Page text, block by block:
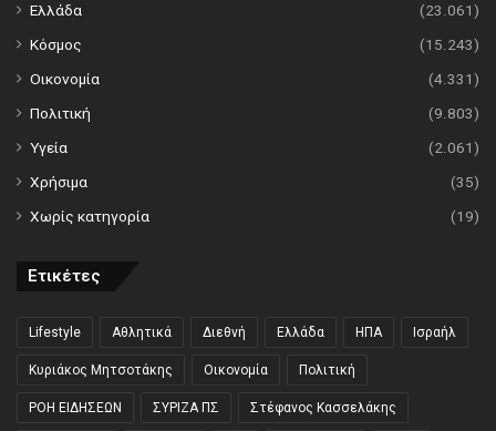
Ελλάδα
(23.061)
Κόσμος
(15.243)
Οικονομία
(4.331)
Πολιτική
(9.803)
Υγεία
(2.061)
Χρήσιμα
(35)
Χωρίς κατηγορία
(19)
Ετικέτες
Lifestyle Αθλητικά Διεθνή Ελλάδα ΗΠΑ Ισραήλ
Κυριάκος Μητσοτάκης Οικονομία Πολιτική
ΡΟΗ ΕΙΔΗΣΕΩΝ ΣΥΡΙΖΑ ΠΣ Στέφανος Κασσελάκης